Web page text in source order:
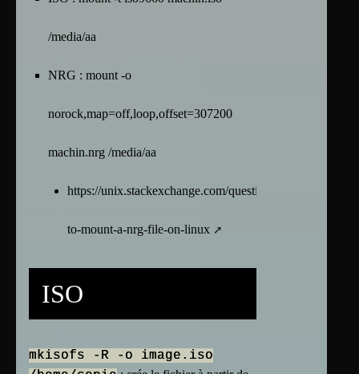
/media/aa
NRG : mount -o
norock,map=off,loop,offset=307200
machin.nrg /media/aa
https://unix.stackexchange.com/questions/77887/how-
to-mount-a-nrg-file-on-linux
ISO
mkisofs -R -o image.iso